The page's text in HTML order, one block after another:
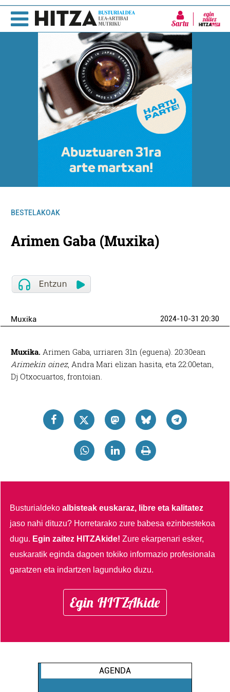
Sartu
BESTELAKOAK
Arimen Gaba (Muxika)
Muxika 2024-10-31 20:30
Muxika. Arimen Gaba, urriaren 31n (eguena). 20:30ean
Arimekin oinez, Andra Mari elizan hasita, eta 22:00etan,
Dj Otxocuartos, frontoian.
Busturialdekoalbisteak euskaraz, libre eta kalitatez
jaso nahi dituzu? Horretarako zure babesa ezinbestekoa
dugu. Egin zaitez HITZAkide!Zure ekarpenari esker,
euskaratik eginda dagoen tokiko informazio profesionala
garatzen eta indartzen lagunduko duzu.
Egin HITZAkide
AGENDA